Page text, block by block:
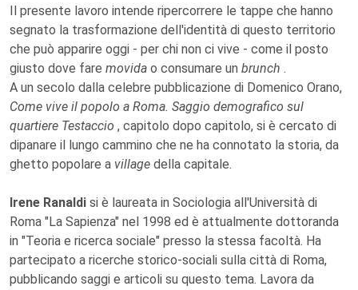
Il presente lavoro intende ripercorrere le tappe che hanno
segnato la trasformazione dell'identità di questo territorio
che può apparire oggi - per chi non ci vive - come il posto
giusto dove fare movida o consumare un brunch .
A un secolo dalla celebre pubblicazione di Domenico Orano,
Come vive il popolo a Roma. Saggio demografico sul
quartiere Testaccio , capitolo dopo capitolo, si è cercato di
dipanare il lungo cammino che ne ha connotato la storia, da
ghetto popolare a village della capitale.
Irene Ranaldi si è laureata in Sociologia all'Università di
Roma "La Sapienza" nel 1998 ed è attualmente dottoranda
in "Teoria e ricerca sociale" presso la stessa facoltà. Ha
partecipato a ricerche storico-sociali sulla città di Roma,
pubblicando saggi e articoli su questo tema. Lavora da